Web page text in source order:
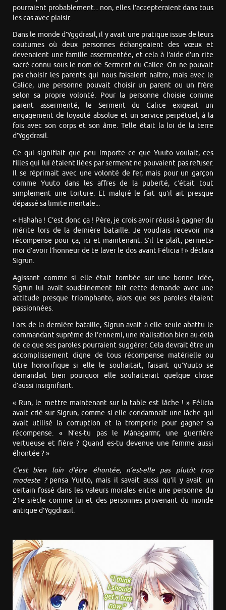
pourraient probablement... non, elles l’accepteraient dans tous
les cas avec plaisir.
Dans le monde d’Yggdrasil, il y avait une pratique issue de leurs
coutumes où deux personnes échangeaient des vœux et
devenaient une famille assermentée, et cela à l’aide d’un rite
sacré connu sous le nom de Serment du Calice. On ne pouvait
pas choisir les parents qui nous faisaient naître, mais avec le
Calice, une personne pouvait choisir un parent ou un frère
selon sa propre volonté. Pour la personne choisie comme
parent assermenté, le Serment du Calice exigeait un
engagement de loyauté absolue et un service perpétuel, à la
fois avec son corps et son âme. Telle était la loi de la terre
d’Yggdrasil.
Ce qui signifiait que peu importe ce que Yuuto voulait, ces
filles qui lui étaient liées par serment ne pouvaient pas refuser.
Il se réprimait avec une volonté de fer, mais pour un garçon
comme Yuuto dans les affres de la puberté, c’était tout
simplement une torture. Et malgré le fait qu’il ait presque
dépassé sa limite mentale...
« Hahaha ! C’est donc ça ! Père, je crois avoir réussi à gagner du
mérite lors de la dernière bataille. Je voudrais recevoir ma
récompense pour ça, ici et maintenant. S’il te plaît, permets-
moi d’avoir l’honneur de te laver le dos avant Félicia ! » déclara
Sigrun.
Agissant comme si elle était tombée sur une bonne idée,
Sigrun lui avait soudainement fait cette demande avec une
attitude presque triomphante, alors que ses paroles étaient
passionnées.
Lors de la dernière bataille, Sigrun avait à elle seule abattu le
commandant suprême de l’ennemi, une réalisation bien au-delà
de ce que ses paroles pourraient suggérer. Cela devrait être un
accomplissement digne de tous récompense matérielle ou
titre honorifique si elle le souhaitait, faisant qu’Yuuto se
demandait bien pourquoi elle souhaiterait quelque chose
d’aussi insignifiant.
« Run, le mettre maintenant sur la table est lâche ! » Félicia
avait crié sur Sigrun, comme si elle condamnait une lâche qui
avait utilisé la corruption et la tromperie pour gagner sa
récompense. « N’es-tu pas le Mánagarmr, une guerrière
vertueuse et fière ? Quand es-tu devenue une femme aussi
éhontée ? »
C’est bien loin d’être éhontée, n’est-elle pas plutôt trop
modeste ?pensa Yuuto, mais il savait aussi qu’il y avait un
certain fossé dans les valeurs morales entre une personne du
21e siècle comme lui et des personnes provenant du monde
antique d’Yggdrasil.